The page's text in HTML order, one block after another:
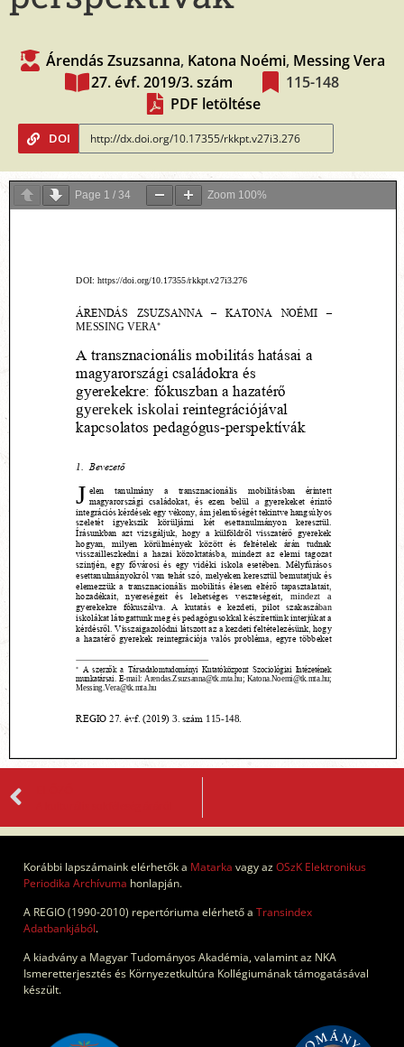
Árendás Zsuzsanna, Katona Noémi, Messing Vera
27. évf. 2019/3. szám
115-148
PDF letöltése
DOI
Page 1 / 34 Zoom 100%
Korábbi lapszámaink elérhetők a Matarka vagy azOSzK Elektronikus
Periodika Archívuma honlapján.
A REGIO (1990-2010) repertóriuma elérhető a Transindex
Adatbankjából.
A kiadvány a Magyar Tudományos Akadémia, valamint az NKA
Ismeretterjesztés és Környezetkultúra Kollégiumának támogatásával
készült.